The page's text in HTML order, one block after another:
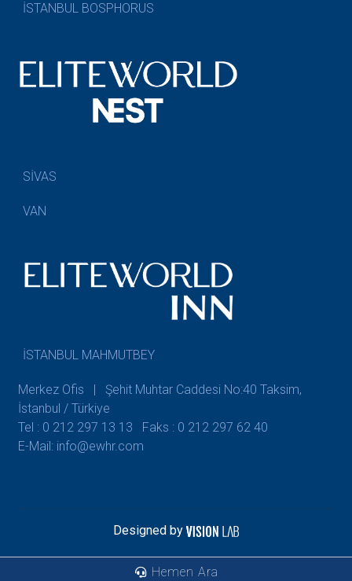
Hemen Ara
İSTANBUL BOSPHORUS
SİVAS
VAN
İSTANBUL MAHMUTBEY
Merkez Ofis | Şehit Muhtar Caddesi No:40 Taksim,
İstanbul / Türkiye
Tel : 0 212 297 13 13
Faks : 0 212 297 62 40
E-Mail: info@ewhr.com
Designed by